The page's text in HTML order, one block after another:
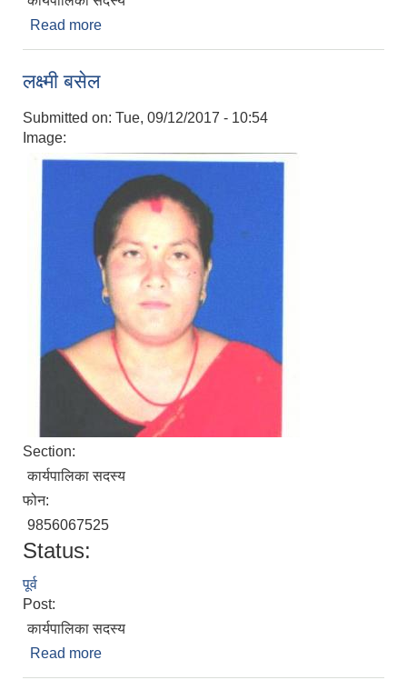
Read more
लक्ष्मी बसेल
Submitted on: Tue, 09/12/2017 - 10:54
Image:
Section:
कार्यपालिका सदस्य
फोन:
9856067525
Status:
पूर्व
Post:
कार्यपालिका सदस्य
Read more